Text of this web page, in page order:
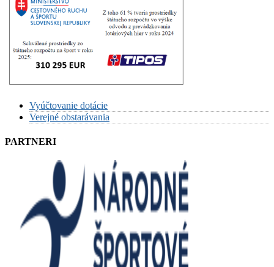
Vyúčtovanie dotácie
Verejné obstarávania
PARTNERI